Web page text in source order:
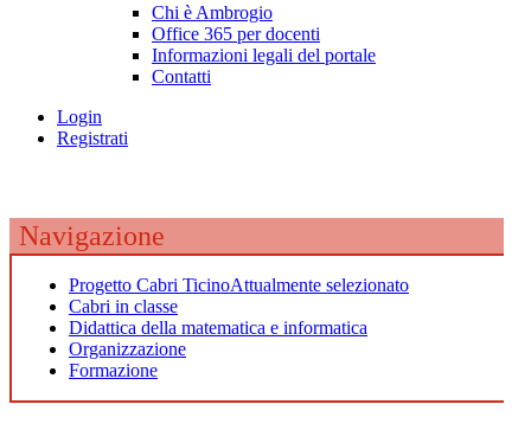
Chi è Ambrogio
Office 365 per docenti
Informazioni legali del portale
Contatti
Login
Registrati
Navigazione
Progetto Cabri TicinoAttualmente selezionato
Cabri in classe
Didattica della matematica e informatica
Organizzazione
Formazione